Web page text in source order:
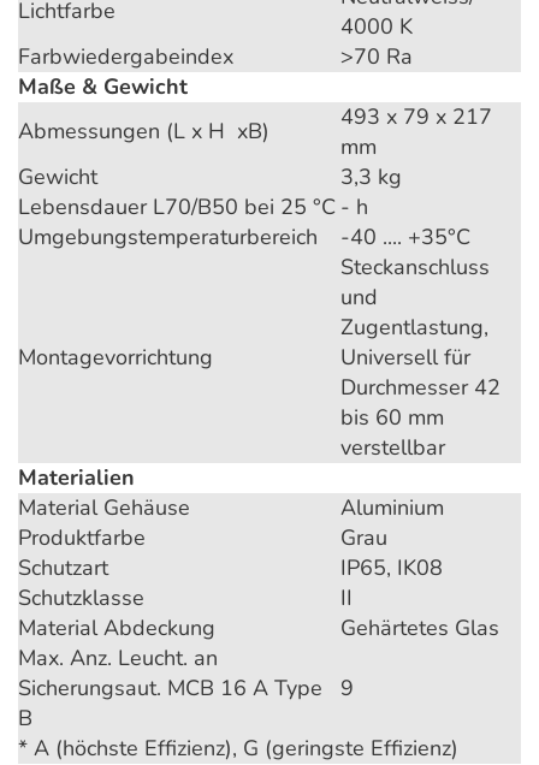
Lichtfarbe
4000 K
Farbwiedergabeindex
>70 Ra
Maße & Gewicht
Abmessungen (L x H xB)
493 x 79 x 217
mm
Gewicht
3,3 kg
Lebensdauer L70/B50 bei 25 °C - h
Umgebungstemperaturbereich
-40 .... +35°C
Montagevorrichtung
Steckanschluss
und
Zugentlastung,
Universell für
Durchmesser 42
bis 60 mm
verstellbar
Materialien
Material Gehäuse
Aluminium
Produktfarbe
Grau
Schutzart
IP65, IK08
Schutzklasse
II
Material Abdeckung
Gehärtetes Glas
Max. Anz. Leucht. an
Sicherungsaut. MCB 16 A Type
B
9
* A (höchste Effizienz), G (geringste Effizienz)